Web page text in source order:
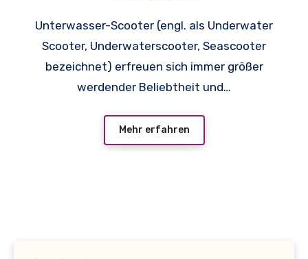
Unterwasser-Scooter (engl. als Underwater
Scooter, Underwaterscooter, Seascooter
bezeichnet) erfreuen sich immer größer
werdender Beliebtheit und…
Mehr erfahren